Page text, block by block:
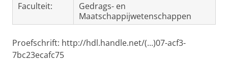
Faculteit:
Gedrags- en
Maatschappijwetenschappen
Proefschrift: http://hdl.handle.net/(...)07-acf3-
7bc23ecafc75